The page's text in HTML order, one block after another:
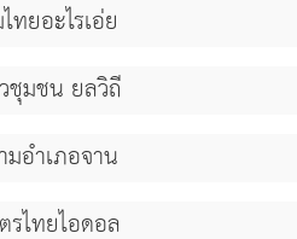
ทยอะไรเอ่ย
ชุมชน ยลวิถี
มอำเภอจาน
รไทยไอดอล